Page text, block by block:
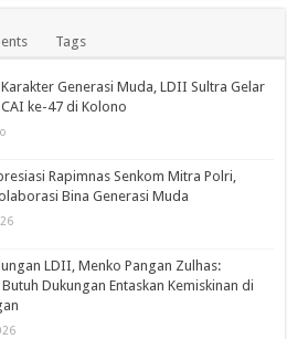
Tags
Generasi Muda, LDII Sultra Gelar
ke-47 di Kolono
Rapimnas Senkom Mitra Polri,
Bina Generasi Muda
LDII, Menko Pangan Zulhas:
Dukungan Entaskan Kemiskinan di